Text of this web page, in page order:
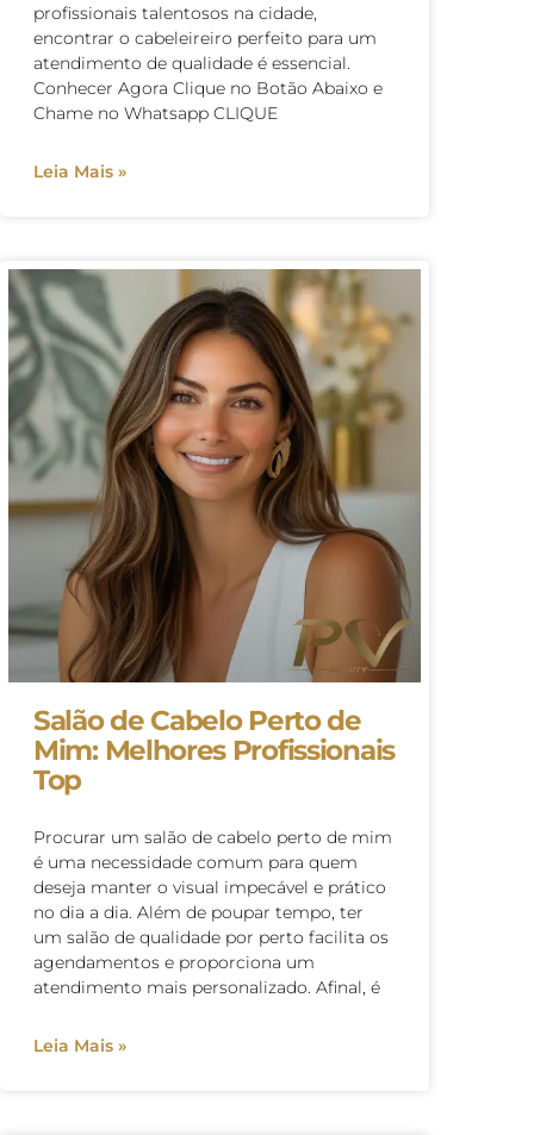
profissionais talentosos na cidade,
encontrar o cabeleireiro perfeito para um
atendimento de qualidade é essencial.
Conhecer Agora Clique no Botão Abaixo e
Chame no Whatsapp CLIQUE
Leia Mais »
Salão de Cabelo Perto de
Mim: Melhores Profissionais
Top
Procurar um salão de cabelo perto de mim
é uma necessidade comum para quem
deseja manter o visual impecável e prático
no dia a dia. Além de poupar tempo, ter
um salão de qualidade por perto facilita os
agendamentos e proporciona um
atendimento mais personalizado. Afinal, é
Leia Mais »